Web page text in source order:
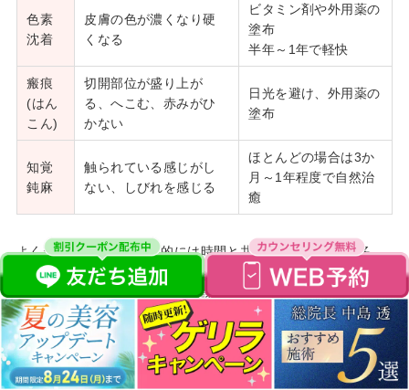
色素
沈着
皮膚の色が濃くなり硬
くなる
ビタミン剤や外用薬の
塗布
半年～1年で軽快
瘢痕
(はん
こん)
切開部位が盛り上が
る、へこむ、赤みがひ
かない
日光を避け、外用薬の
塗布
知覚
鈍麻
触られている感じがし
ない、しびれを感じる
ほとんどの場合は3か
月～1年程度で自然治
癒
よく起きる後遺症は基本的には時間と共に軽快するものが多
く、経過観察しながら様子を見ます。しかし気になる症状が現
れた場合はすぐクリニックに相談しましょう。
内出血